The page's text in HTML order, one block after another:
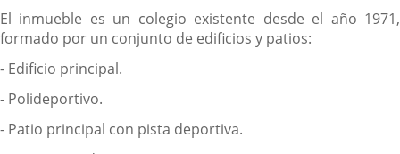
El inmueble es un colegio existente desde el año 1971,
formado por un conjunto de edificios y patios:
- Edificio principal.
- Polideportivo.
- Patio principal con pista deportiva.